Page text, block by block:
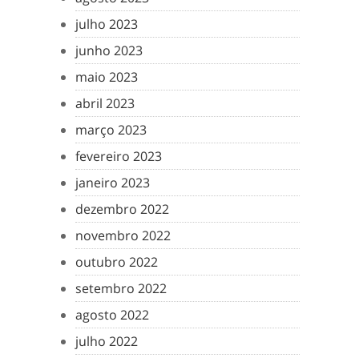
julho 2023
junho 2023
maio 2023
abril 2023
março 2023
fevereiro 2023
janeiro 2023
dezembro 2022
novembro 2022
outubro 2022
setembro 2022
agosto 2022
julho 2022